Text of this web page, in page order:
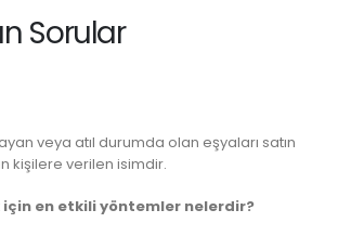
Sorular
veya atıl durumda olan eşyaları satın
kişilere verilen isimdir.
için en etkili yöntemler nelerdir?